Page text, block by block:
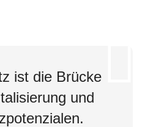
ist die Brücke
und